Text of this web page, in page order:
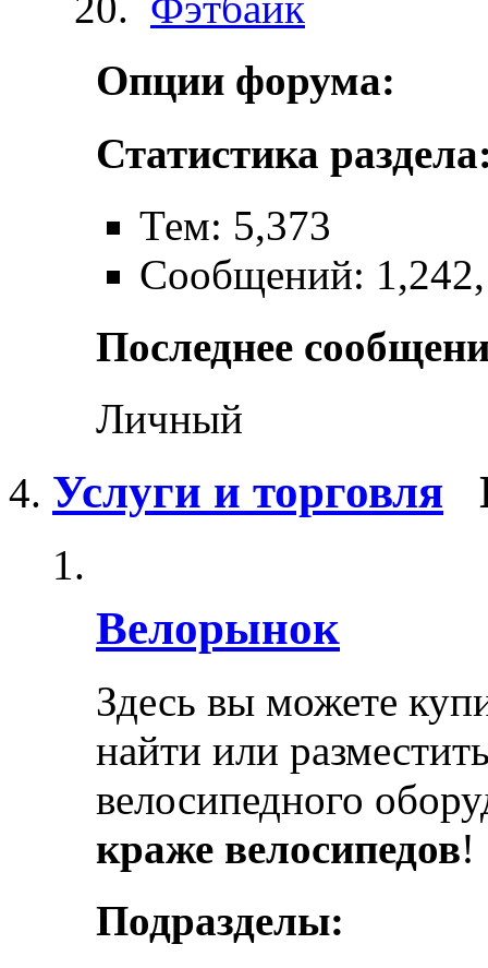
Опции форума:
Статистика
Тем: 5,373
Сообщений:
Последнее
Личный
Услуги и торговля
Велорынок
Здесь вы можете
найти или
велосипедного
краже велосипедов!
Подразделы: